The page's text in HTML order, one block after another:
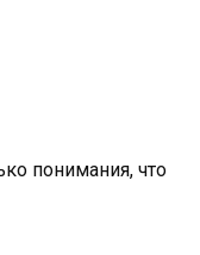
понимания, что